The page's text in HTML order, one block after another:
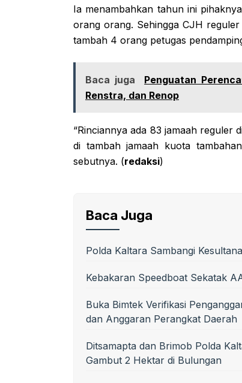
Ia menambahkan tahun ini
orang orang. Sehingga CJH
tambah 4 orang petugas
Baca juga
Penguatan
Renstra, dan Renop
“Rinciannya ada 83 jamaah reguler
di tambah jamaah kuota
sebutnya. (redaksi)
Baca Juga
Polda Kaltara Sambangi
Kebakaran Speedboat Sekatak
Buka Bimtek Verifikasi
dan Anggaran Perangkat Daerah
Ditsamapta dan Brimob Polda
Gambut 2 Hektar di Bulungan